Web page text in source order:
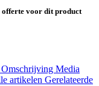
offerte voor dit product
Omschrijving Media
artikelen Gerelateerde